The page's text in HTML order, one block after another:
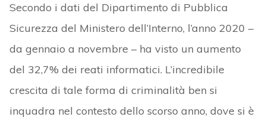
Secondo i dati del Dipartimento di Pubblica
Sicurezza del Ministero dell’Interno, l’anno 2020 –
da gennaio a novembre – ha visto un aumento
del 32,7% dei reati informatici. L’incredibile
crescita di tale forma di criminalità ben si
inquadra nel contesto dello scorso anno, dove si è